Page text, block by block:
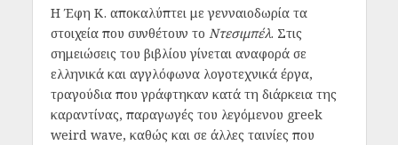
Η Έφη Κ. αποκαλύπτει με γενναιοδωρία τα
στοιχεία που συνθέτουν το Ντεσιμπέλ. Στις
σημειώσεις του βιβλίου γίνεται αναφορά σε
ελληνικά και αγγλόφωνα λογοτεχνικά έργα,
τραγούδια που γράφτηκαν κατά τη διάρκεια της
καραντίνας, παραγωγές του λεγόμενου greek
weird wave, καθώς και σε άλλες ταινίες που